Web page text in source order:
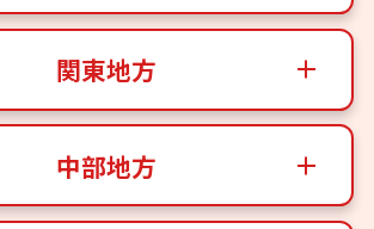
関東地方
中部地方